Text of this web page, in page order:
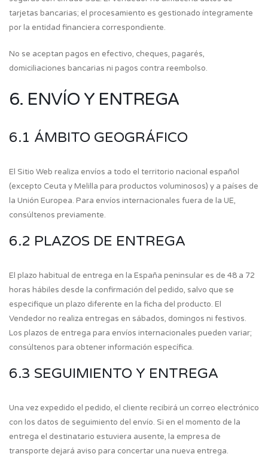
tarjetas bancarias; el procesamiento es gestionado íntegramente
por la entidad financiera correspondiente.
No se aceptan pagos en efectivo, cheques, pagarés,
domiciliaciones bancarias ni pagos contra reembolso.
6. ENVÍO Y ENTREGA
6.1 ÁMBITO GEOGRÁFICO
El Sitio Web realiza envíos a todo el territorio nacional español
(excepto Ceuta y Melilla para productos voluminosos) y a países de
la Unión Europea. Para envíos internacionales fuera de la UE,
consúltenos previamente.
6.2 PLAZOS DE ENTREGA
El plazo habitual de entrega en la España peninsular es de 48 a 72
horas hábiles desde la confirmación del pedido, salvo que se
especifique un plazo diferente en la ficha del producto. El
Vendedor no realiza entregas en sábados, domingos ni festivos.
Los plazos de entrega para envíos internacionales pueden variar;
consúltenos para obtener información específica.
6.3 SEGUIMIENTO Y ENTREGA
Una vez expedido el pedido, el cliente recibirá un correo electrónico
con los datos de seguimiento del envío. Si en el momento de la
entrega el destinatario estuviera ausente, la empresa de
transporte dejará aviso para concertar una nueva entrega.